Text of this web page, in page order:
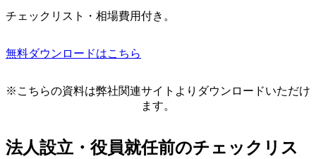
チェックリスト・相場費用付き。
無料ダウンロードはこちら
※こちらの資料は弊社関連サイトよりダウンロードいただけ
ます。
法人設立・役員就任前のチェックリス